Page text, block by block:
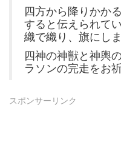
四方から降りかか
すると伝えられて
織で織り、旗にしま
四神の神獣と神輿
ラソンの完走をお
スポンサーリンク